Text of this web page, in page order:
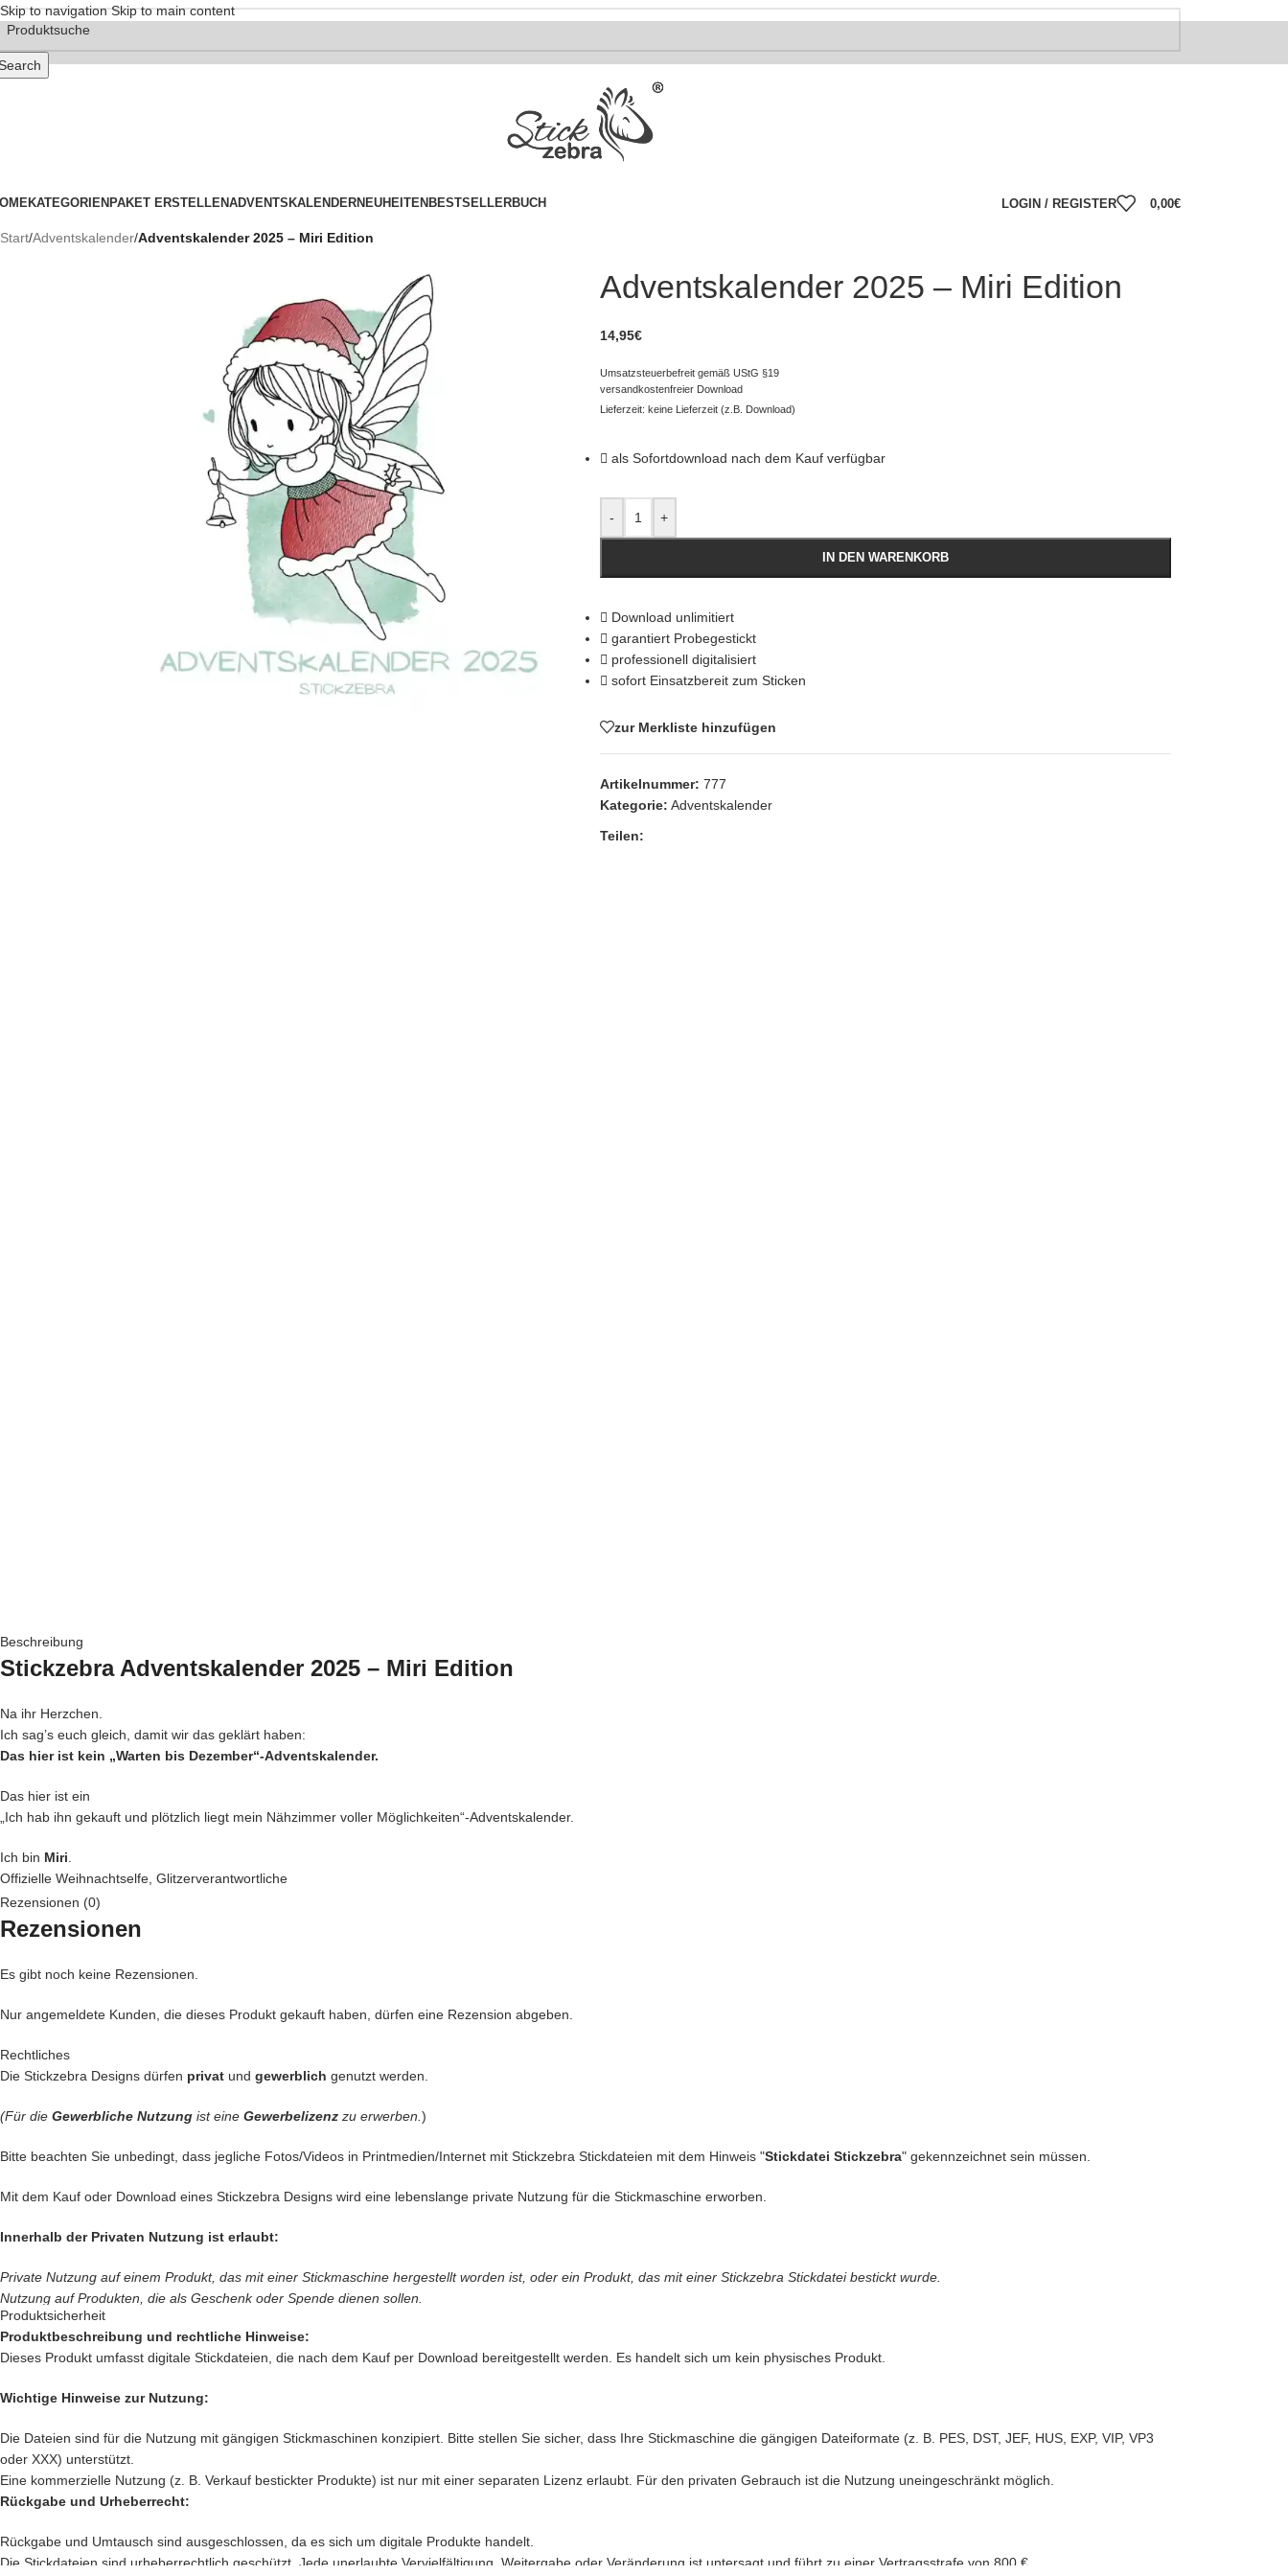
Skip to navigationSkip to main content
KATEGORIEN PAKET ERSTELLENADVENTSKALENDERNEUHEITEN BESTSELLERBUCH LOGIN / REGISTER 0,00€
Start/Adventskalender/Adventskalender 2025 – Miri Edition
Adventskalender 2025 – Miri Edition
14,95€
Umsatzsteuerbefreit gemäß UStG §19
versandkostenfreier Download
Lieferzeit: keine Lieferzeit (z.B. Download)
als Sofortdownload nach dem Kauf verfügbar
- +
IN DEN WARENKORB
Download unlimitiert
garantiert Probegestickt
professionell digitalisiert
sofort Einsatzbereit zum Sticken
zur Merkliste hinzufügen
Artikelnummer: 777
Kategorie: Adventskalender
Teilen:
Beschreibung
Stickzebra Adventskalender 2025 – Miri Edition
Na ihr Herzchen.
Ich sag’s euch gleich, damit wir das geklärt haben:
Das hier ist kein „Warten bis Dezember“-Adventskalender.
Das hier ist ein
„Ich hab ihn gekauft und plötzlich liegt mein Nähzimmer voller Möglichkeiten“-Adventskalender.
Ich bin Miri
Offizielle Weihnachtselfe, Glitzerverantwortliche
und eindeutig diejenige, die beschlossen hat,
dass dieser Adventskalender
Vielleicht auch etwas mehr.
Er ist bereits erschienen und vollständig abgeschlossen.
Alle 26 Stickdateien sind sofort nach dem Kauf verfügbar.
Kein tägliches Öffnen.
und kannst sofort lossticken
oder mit Kerzenschein und Plätzchenduft.
Und jetzt hör gut zu.
Dich erwarten 26 liebevoll digitalisierte Stickmotive
mit genau der Mischung aus
diesem ganz besonderen
„Oh nein, jetzt brauche ich noch mehr Stoff“-Gefühl.
Du kannst damit
Handtücher personalisieren
Kleidung besticken
Rezensionen (0)
Rezensionen
Es gibt noch keine Rezensionen.
Nur angemeldete Kunden, die dieses Produkt gekauft haben, dürfen eine Rezension abgeben.
Rechtliches
Die Stickzebra Designs dürfen privat und gewerblich genutzt werden.
(Für die Gewerbliche Nutzung ist eine Gewerbelizenz zu erwerben. )
Bitte beachten Sie unbedingt, dass jegliche Fotos/Videos in Printmedien/Internet mit Stickzebra Stickdateien mit dem Hinweis "Stickdatei Stickzebra" gekennzeichnet sein müssen.
Mit dem Kauf oder Download eines Stickzebra Designs wird eine lebenslange private Nutzung für die Stickmaschine erworben.
Innerhalb der Privaten Nutzung ist erlaubt:
Private Nutzung auf einem Produkt, das mit einer Stickmaschine hergestellt worden ist, oder ein Produkt, das mit einer Stickzebra Stickdatei bestickt wurde.
Nutzung auf Produkten, die als Geschenk oder Spende dienen sollen.
Innerhalb der Privaten Nutzung ist nicht erlaubt:
Verkauf und verschenken des digitalen Produkts.
Sämtliche Änderungen an den Stickdateien sind verboten.
Sollten Sie gegen unsere Nutzungsbedingungen verstoßen, sehen wir uns gezwungen, anwaltlich dagegen vorzugehen.
Sämtliche Verwendung unserer Stickzebradesigns erfolgt in eigener Verantwortung und Stickzebra übernimmt keinerlei Haftung für Schäden in aller Art.
Die Gewerbelizenz ermöglicht diegewerbliche Nutzungder separat erworbenen digitalen Produkte vonStickzebra .
Produktsicherheit
Produktbeschreibung und rechtliche Hinweise:
Dieses Produkt umfasst digitale Stickdateien, die nach dem Kauf per Download bereitgestellt werden. Es handelt sich um kein physisches Produkt.
Wichtige Hinweise zur Nutzung:
Die Dateien sind für die Nutzung mit gängigen Stickmaschinen konzipiert. Bitte stellen Sie sicher, dass Ihre Stickmaschine die gängigen Dateiformate (z. B. PES, DST, JEF, HUS, EXP, VIP, VP3
oder XXX) unterstützt.
Eine kommerzielle Nutzung (z. B. Verkauf bestickter Produkte) ist nur mit einer separaten Lizenz erlaubt. Für den privaten Gebrauch ist die Nutzung uneingeschränkt möglich.
Rückgabe und Urheberrecht:
Rückgabe und Umtausch sind ausgeschlossen, da es sich um digitale Produkte handelt.
Die Stickdateien sind urheberrechtlich geschützt. Jede unerlaubte Vervielfältigung, Weitergabe oder Veränderung ist untersagt und führt zu einer Vertragsstrafe von 800 €.